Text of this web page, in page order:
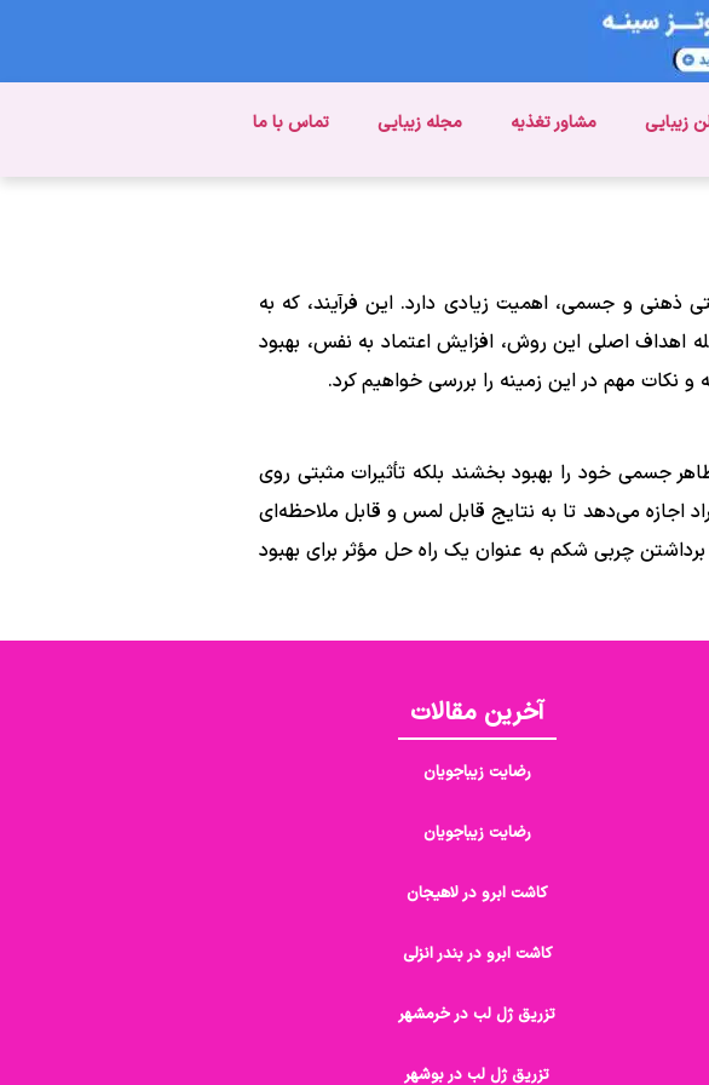
زیبایی مشاور تغذیه مجله زیبایی تماس با ما
ذهنی و جسمی، اهمیت زیادی دارد. این فرآیند، که به
اصلی این روش، افزایش اعتماد به نفس، بهبود
نکات مهم در این زمینه را بررسی خواهیم کرد.
جسمی خود را بهبود بخشند بلکه تأثیرات مثبتی روی
اجازه می‌دهد تا به نتایج قابل لمس و قابل ملاحظه‌ای
چربی شکم به عنوان یک راه حل مؤثر برای بهبود
آخرین مقالات
رضایت زیباجویان
رضایت زیباجویان
کاشت ابرو در لاهیجان
کاشت ابرو در بندر انزلی
تزریق ژل لب در خرمشهر
تزریق ژل لب در بوشهر